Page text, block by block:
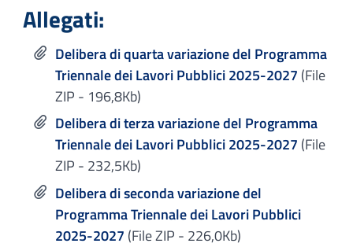
Allegati:
Delibera di quarta variazione del Programma
Triennale dei Lavori Pubblici 2025-2027 (File
ZIP - 196,8Kb)
Delibera di terza variazione del Programma
Triennale dei Lavori Pubblici 2025-2027 (File
ZIP - 232,5Kb)
Delibera di seconda variazione del
Programma Triennale dei Lavori Pubblici
2025-2027 (File ZIP - 226,0Kb)